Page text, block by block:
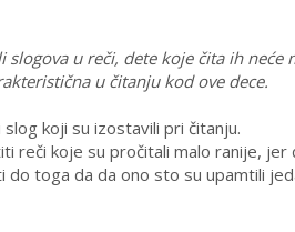
u reči, dete koje čita ih neće
u čitanju kod ove dece.
koji su izostavili pri čitanju.
reči koje su pročitali malo ranije, jer
toga da da ono sto su upamtili